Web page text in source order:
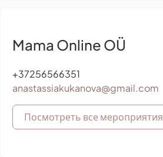
Mama Online OÜ
+37256566351
anastassiakukanova@gmail.com
Посмотреть все мероприятия